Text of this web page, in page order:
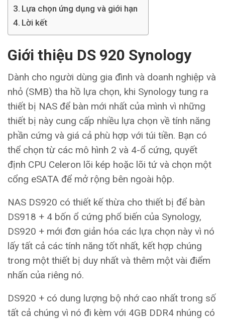
Lựa chọn ứng dụng và giới hạn
Lời kết
Giới thiệu DS 920 Synology
Dành cho người dùng gia đình và doanh nghiệp và
nhỏ (SMB) tha hồ lựa chọn, khi Synology tung ra
thiết bị NAS để bàn mới nhất của mình vì những
thiết bị này cung cấp nhiều lựa chọn về tính năng
phần cứng và giá cả phù hợp với túi tiền. Bạn có
thể chọn từ các mô hình 2 và 4-ổ cứng, quyết
định CPU Celeron lõi kép hoặc lõi tứ và chọn một
cổng eSATA để mở rộng bên ngoài hộp.
NAS DS920 có thiết kế thừa cho thiết bị để bàn
DS918 + 4 bốn ổ cứng phổ biến của Synology,
DS920 + mới đơn giản hóa các lựa chọn này vì nó
lấy tất cả các tính năng tốt nhất, kết hợp chúng
trong một thiết bị duy nhất và thêm một vài điểm
nhấn của riêng nó.
DS920 + có dung lượng bộ nhớ cao nhất trong số
tất cả chúng vì nó đi kèm với 4GB DDR4 nhúng có